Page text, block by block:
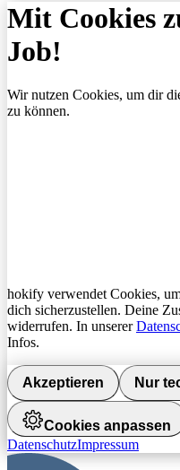
Mit Cookies
Job!
Wir nutzen Cookies, um dir
zu können.
hokify verwendet Cookies,
dich sicherzustellen. Deine
widerrufen. In unserer
Infos.
Akzeptieren Nur
Cookies anpassen
DatenschutzImpressum